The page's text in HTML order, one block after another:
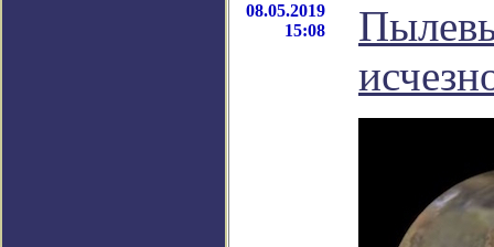
08.05.2019
15:08